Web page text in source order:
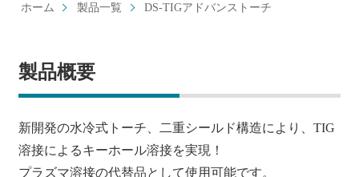
日本酸素ガス関連機器サイト
製品一覧 DS-TIGアドバンストーチ
製品概要
新開発の水冷式トーチ、二重シールド構造により、TIG
溶接によるキーホール溶接を実現！
プラズマ溶接の代替品として使用可能です。